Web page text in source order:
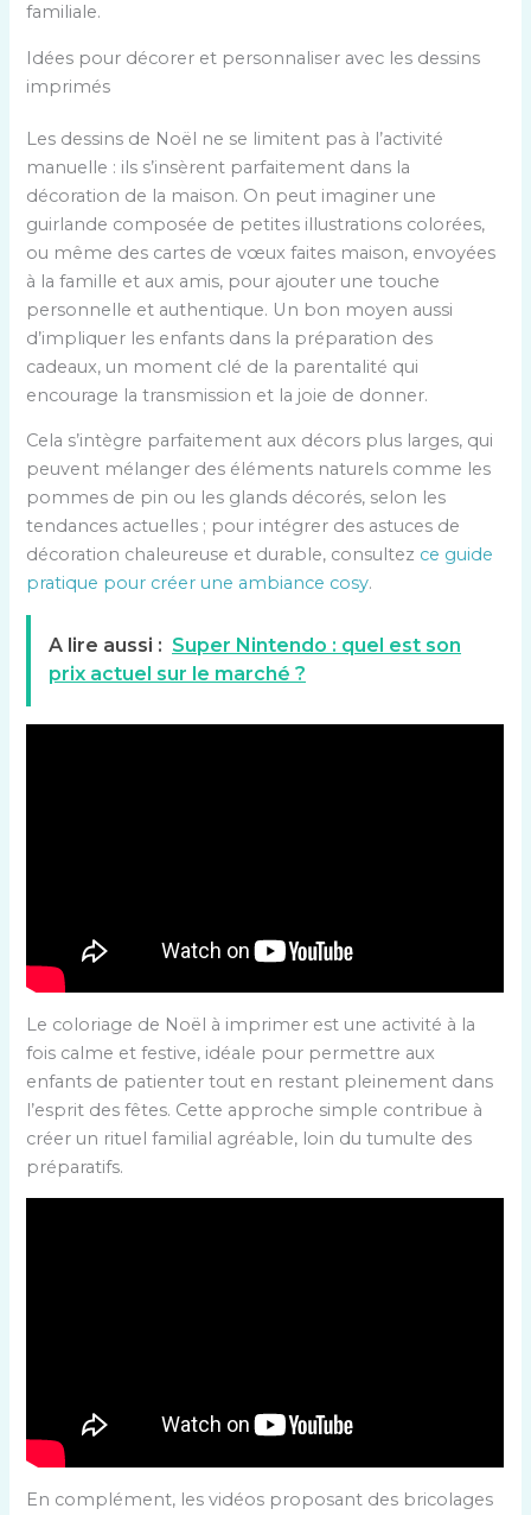
familiale.
Idées pour décorer et personnaliser avec les dessins
imprimés
Les dessins de Noël ne se limitent pas à l’activité
manuelle : ils s’insèrent parfaitement dans la
décoration de la maison. On peut imaginer une
guirlande composée de petites illustrations colorées,
ou même des cartes de vœux faites maison, envoyées
à la famille et aux amis, pour ajouter une touche
personnelle et authentique. Un bon moyen aussi
d’impliquer les enfants dans la préparation des
cadeaux, un moment clé de la parentalité qui
encourage la transmission et la joie de donner.
Cela s’intègre parfaitement aux décors plus larges, qui
peuvent mélanger des éléments naturels comme les
pommes de pin ou les glands décorés, selon les
tendances actuelles ; pour intégrer des astuces de
décoration chaleureuse et durable, consultez ce guide
pratique pour créer une ambiance cosy.
A lire aussi : Super Nintendo : quel est son
prix actuel sur le marché ?
Le coloriage de Noël à imprimer est une activité à la
fois calme et festive, idéale pour permettre aux
enfants de patienter tout en restant pleinement dans
l’esprit des fêtes. Cette approche simple contribue à
créer un rituel familial agréable, loin du tumulte des
préparatifs.
En complément, les vidéos proposant des bricolages